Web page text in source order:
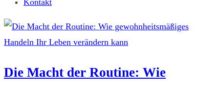
Kontakt
Die Macht der Routine: Wie